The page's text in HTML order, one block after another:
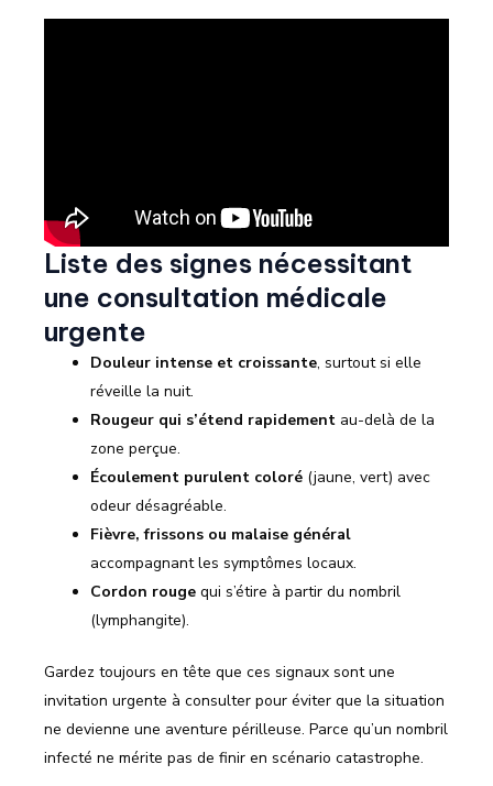
Liste des signes nécessitant
une consultation médicale
urgente
Douleur intense et croissante, surtout si elle
réveille la nuit.
Rougeur qui s’étend rapidement au-delà de la
zone perçue.
Écoulement purulent coloré (jaune, vert) avec
odeur désagréable.
Fièvre, frissons ou malaise général
accompagnant les symptômes locaux.
Cordon rouge qui s’étire à partir du nombril
(lymphangite).
Gardez toujours en tête que ces signaux sont une
invitation urgente à consulter pour éviter que la situation
ne devienne une aventure périlleuse. Parce qu’un nombril
infecté ne mérite pas de finir en scénario catastrophe.